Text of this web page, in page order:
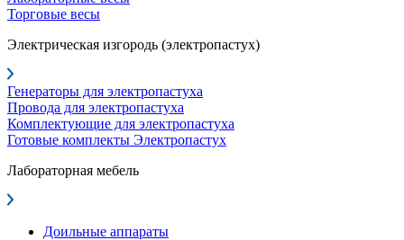
Торговые весы
Электрическая изгородь (электропастух)
Генераторы для электропастуха
Провода для электропастуха
Комплектующие для электропастуха
Готовые комплекты Электропастух
Лабораторная мебель
Доильные аппараты